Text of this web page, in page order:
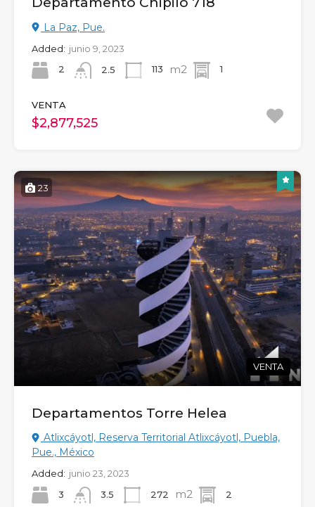
La Paz, Pue.
Added: junio 9, 2023
2
2.5 113 m2 1
VENTA
$2,877,525
23
VENTA
Departamentos Torre Helea
Atlixcáyotl, Reserva Territorial Atlixcáyotl, Puebla,
Pue., México
Added: junio 23, 2023
3
3.5 272 m2 2